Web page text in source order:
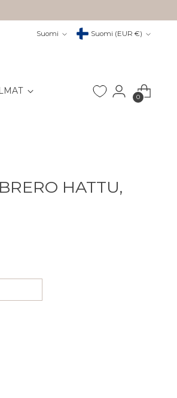
Suomi Valuutta Suomi (EUR €)
0
HATTU,